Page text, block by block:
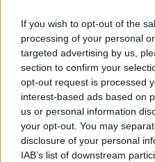
If you wish to opt-out of the
processing of your personal
targeted advertising by us,
section to confirm your
opt-out request is processed
interest-based ads based on
us or personal information
your opt-out. You may
disclosure of your personal
IAB’s list of downstream
carrera. Con una horma
pie, estos zapatos ofrecen un
permitirá concentrarte en tu
leer más